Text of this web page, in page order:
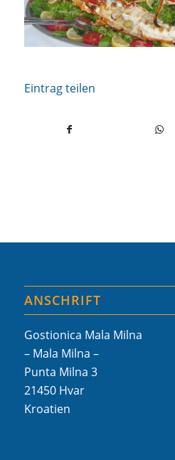
Eintrag teilen
ANSCHRIFT
Gostionica Mala Milna
– Mala Milna –
Punta Milna 3
21450 Hvar
Kroatien